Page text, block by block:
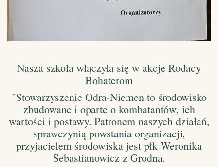
Nasza szkoła włączyła się w akcję Rodacy
Bohaterom
"Stowarzyszenie Odra-Niemen to środowisko
zbudowane i oparte o kombatantów, ich
wartości i postawy. Patronem naszych działań,
sprawczynią powstania organizacji,
przyjacielem środowiska jest płk Weronika
Sebastianowicz z Grodna.